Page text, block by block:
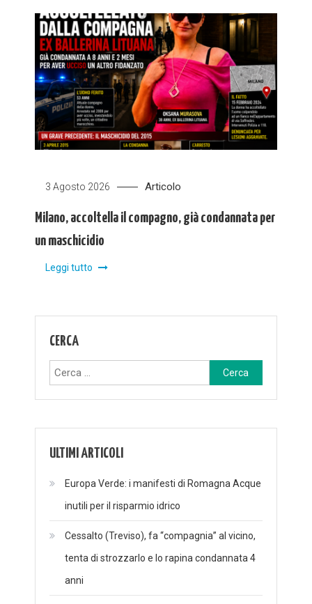
3 Agosto 2026 Articolo
Milano, accoltella il compagno, già condannata per
un maschicidio
Leggi tutto
CERCA
Ricerca
per:
ULTIMI ARTICOLI
Europa Verde: i manifesti di Romagna Acque
inutili per il risparmio idrico
Cessalto (Treviso), fa “compagnia” al vicino,
tenta di strozzarlo e lo rapina condannata 4
anni